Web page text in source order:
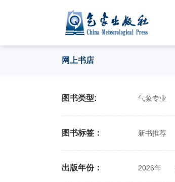
网上书店
图书类型: 气象专业
图书标签： 新书推荐
出版年份： 2026年